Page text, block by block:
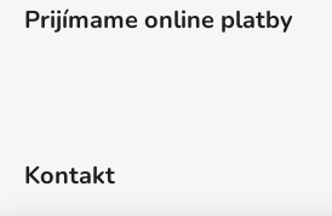
Prijímame online platby
Kontakt